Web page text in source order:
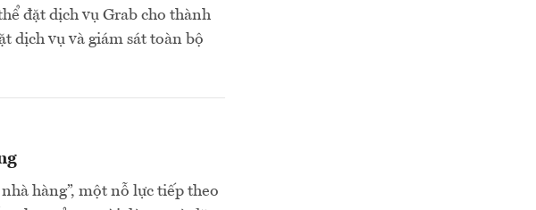
đặt dịch vụ Grab cho thành
dịch vụ và giám sát toàn bộ
hàng”, một nỗ lực tiếp theo